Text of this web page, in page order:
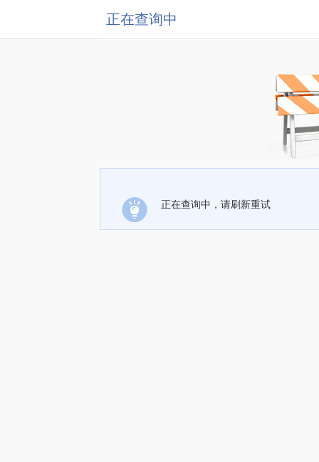
正在查询中
正在查询中，请刷新重试